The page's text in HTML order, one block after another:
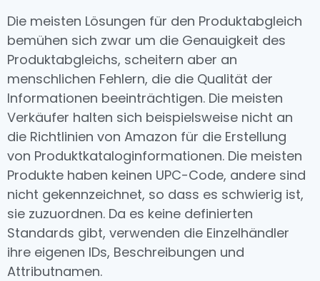
Die meisten Lösungen für den Produktabgleich
bemühen sich zwar um die Genauigkeit des
Produktabgleichs, scheitern aber an
menschlichen Fehlern, die die Qualität der
Informationen beeinträchtigen. Die meisten
Verkäufer halten sich beispielsweise nicht an
die Richtlinien von Amazon für die Erstellung
von Produktkataloginformationen. Die meisten
Produkte haben keinen UPC-Code, andere sind
nicht gekennzeichnet, so dass es schwierig ist,
sie zuzuordnen. Da es keine definierten
Standards gibt, verwenden die Einzelhändler
ihre eigenen IDs, Beschreibungen und
Attributnamen.